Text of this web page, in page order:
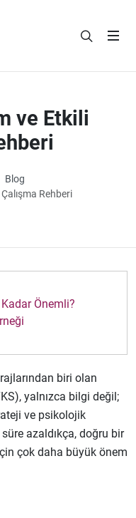
ve Etkili
Blog
Rehberi
Önemli?
biri olan
yalnızca bilgi değil;
ve psikolojik
süre azaldıkça, doğru bir
çok daha büyük önem